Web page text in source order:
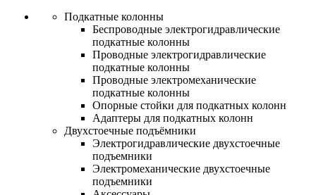
Подкатные колонны
Беспроводные электрогидравлические
подкатные колонны
Проводные электрогидравлические
подкатные колонны
Проводные электромеханические
подкатные колонны
Опорные стойки для подкатных колонн
Адаптеры для подкатных колонн
Двухстоечные подъёмники
Электрогидравлические двухстоечные
подъемники
Электромеханические двухстоечные
подъемники